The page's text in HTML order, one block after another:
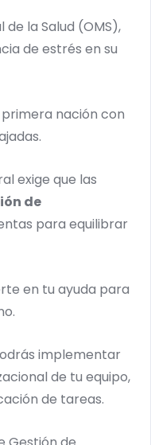
de la Salud (OMS),
de estrés en su
primera nación con
exige que las
de
para equilibrar
en tu ayuda para
implementar
de tu equipo,
de tareas.